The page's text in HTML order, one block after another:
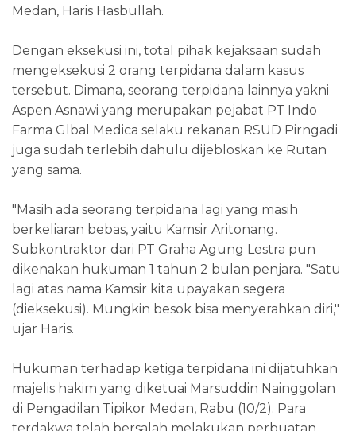
Medan, Haris Hasbullah.
Dengan eksekusi ini, total pihak kejaksaan sudah
mengeksekusi 2 orang terpidana dalam kasus
tersebut. Dimana, seorang terpidana lainnya yakni
Aspen Asnawi yang merupakan pejabat PT Indo
Farma Glbal Medica selaku rekanan RSUD Pirngadi
juga sudah terlebih dahulu dijebloskan ke Rutan
yang sama.
"Masih ada seorang terpidana lagi yang masih
berkeliaran bebas, yaitu Kamsir Aritonang.
Subkontraktor dari PT Graha Agung Lestra pun
dikenakan hukuman 1 tahun 2 bulan penjara. "Satu
lagi atas nama Kamsir kita upayakan segera
(dieksekusi). Mungkin besok bisa menyerahkan diri,"
ujar Haris.
Hukuman terhadap ketiga terpidana ini dijatuhkan
majelis hakim yang diketuai Marsuddin Nainggolan
di Pengadilan Tipikor Medan, Rabu (10/2). Para